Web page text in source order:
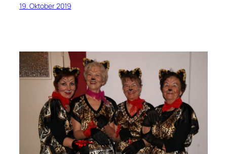
19. Oktober 2019